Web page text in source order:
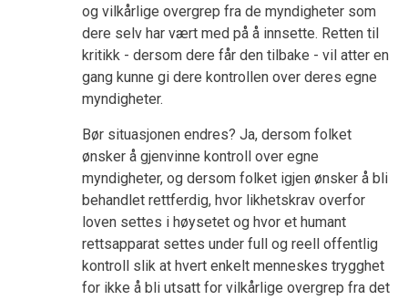
og vilkårlige overgrep fra de myndigheter som
dere selv har vært med på å innsette. Retten til
kritikk - dersom dere får den tilbake - vil atter en
gang kunne gi dere kontrollen over deres egne
myndigheter.
Bør situasjonen endres? Ja, dersom folket
ønsker å gjenvinne kontroll over egne
myndigheter, og dersom folket igjen ønsker å bli
behandlet rettferdig, hvor likhetskrav overfor
loven settes i høysetet og hvor et humant
rettsapparat settes under full og reell offentlig
kontroll slik at hvert enkelt menneskes trygghet
for ikke å bli utsatt for vilkårlige overgrep fra det